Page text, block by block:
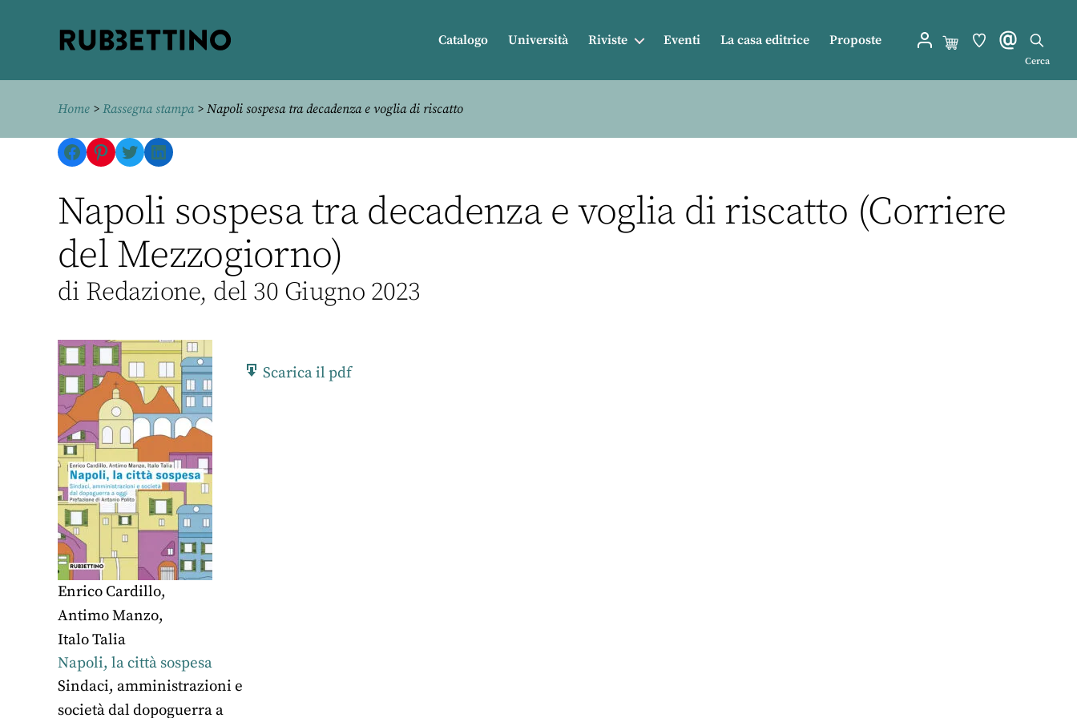
Catalogo Università Riviste Eventi La casa editrice Proposte
Cerca
Home > Rassegna stampa> Napoli sospesa tra decadenza e voglia di riscatto
Facebook
Pinterest
TwitterLinkedIn
Napoli sospesa tra decadenza e voglia di riscatto (Corriere
del Mezzogiorno)
di Redazione, del 30 Giugno 2023
Enrico Cardillo,
Antimo Manzo,
Italo Talia
Napoli, la città sospesa
Sindaci, amministrazioni e
società dal dopoguerra a
Scarica il pdf